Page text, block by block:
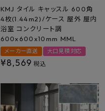
KMJ タイル キャッスル 600角
4枚(1.44m2)/ケース 屋外 屋内
浴室 コンクリート調
600x600x10mm MML
メーカー直送 大口見積対応
¥8,569 税込